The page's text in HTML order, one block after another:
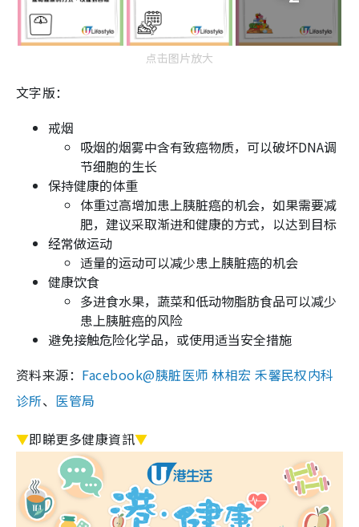
点击图片放大
文字版：
戒烟
吸烟的烟雾中含有致癌物质，可以破坏DNA调
节细胞的生长
保持健康的体重
体重过高增加患上胰脏癌的机会，如果需要减
肥，建议采取渐进和健康的方式，以达到目标
经常做运动
适量的运动可以减少患上胰脏癌的机会
健康饮食
多进食水果，蔬菜和低动物脂肪食品可以减少
患上胰脏癌的风险
避免接触危险化学品，或使用适当安全措施
资料来源： Facebook@胰脏医师 林相宏 禾馨民权内科
诊所、 医管局
▼即睇更多健康資訊▼